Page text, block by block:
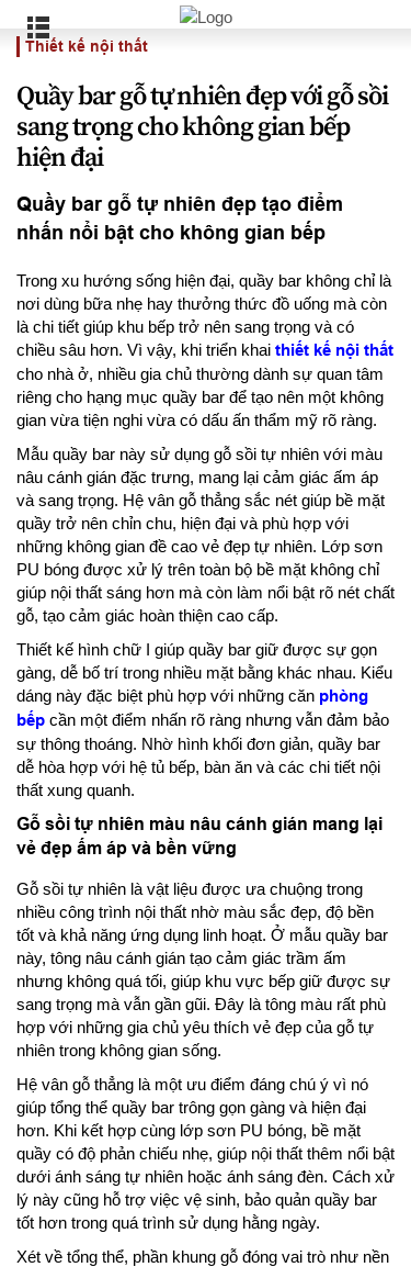
Thiết kế nội thất
Quầy bar gỗ tự nhiên đẹp với gỗ sồi
sang trọng cho không gian bếp
hiện đại
Quầy bar gỗ tự nhiên đẹp tạo điểm
nhấn nổi bật cho không gian bếp
Trong xu hướng sống hiện đại, quầy bar không chỉ là
nơi dùng bữa nhẹ hay thưởng thức đồ uống mà còn
là chi tiết giúp khu bếp trở nên sang trọng và có
chiều sâu hơn. Vì vậy, khi triển khai thiết kế nội thất
cho nhà ở, nhiều gia chủ thường dành sự quan tâm
riêng cho hạng mục quầy bar để tạo nên một không
gian vừa tiện nghi vừa có dấu ấn thẩm mỹ rõ ràng.
Mẫu quầy bar này sử dụng gỗ sồi tự nhiên với màu
nâu cánh gián đặc trưng, mang lại cảm giác ấm áp
và sang trọng. Hệ vân gỗ thẳng sắc nét giúp bề mặt
quầy trở nên chỉn chu, hiện đại và phù hợp với
những không gian đề cao vẻ đẹp tự nhiên. Lớp sơn
PU bóng được xử lý trên toàn bộ bề mặt không chỉ
giúp nội thất sáng hơn mà còn làm nổi bật rõ nét chất
gỗ, tạo cảm giác hoàn thiện cao cấp.
Thiết kế hình chữ I giúp quầy bar giữ được sự gọn
gàng, dễ bố trí trong nhiều mặt bằng khác nhau. Kiểu
dáng này đặc biệt phù hợp với những căn phòng
bếp cần một điểm nhấn rõ ràng nhưng vẫn đảm bảo
sự thông thoáng. Nhờ hình khối đơn giản, quầy bar
dễ hòa hợp với hệ tủ bếp, bàn ăn và các chi tiết nội
thất xung quanh.
Gỗ sồi tự nhiên màu nâu cánh gián mang lại
vẻ đẹp ấm áp và bền vững
Gỗ sồi tự nhiên là vật liệu được ưa chuộng trong
nhiều công trình nội thất nhờ màu sắc đẹp, độ bền
tốt và khả năng ứng dụng linh hoạt. Ở mẫu quầy bar
này, tông nâu cánh gián tạo cảm giác trầm ấm
nhưng không quá tối, giúp khu vực bếp giữ được sự
sang trọng mà vẫn gần gũi. Đây là tông màu rất phù
hợp với những gia chủ yêu thích vẻ đẹp của gỗ tự
nhiên trong không gian sống.
Hệ vân gỗ thẳng là một ưu điểm đáng chú ý vì nó
giúp tổng thể quầy bar trông gọn gàng và hiện đại
hơn. Khi kết hợp cùng lớp sơn PU bóng, bề mặt
quầy có độ phản chiếu nhẹ, giúp nội thất thêm nổi bật
dưới ánh sáng tự nhiên hoặc ánh sáng đèn. Cách xử
lý này cũng hỗ trợ việc vệ sinh, bảo quản quầy bar
tốt hơn trong quá trình sử dụng hằng ngày.
Xét về tổng thể, phần khung gỗ đóng vai trò như nền